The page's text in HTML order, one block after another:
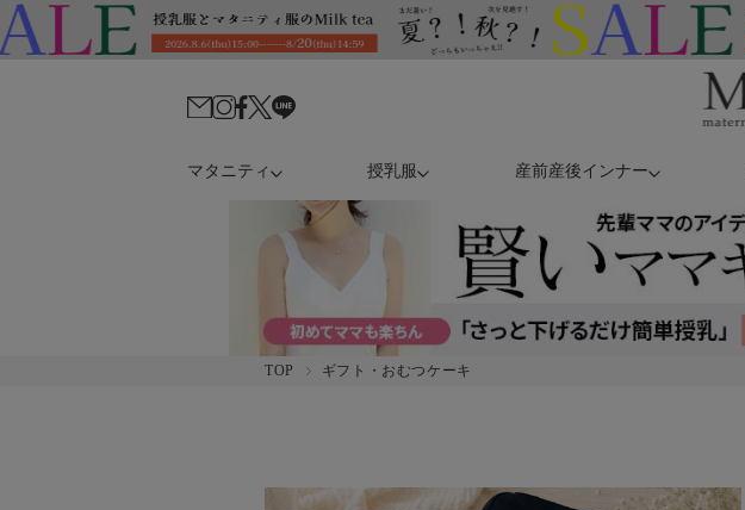
マタニティ 授乳服 産前産後インナー
TOP ギフト・おむつケーキ